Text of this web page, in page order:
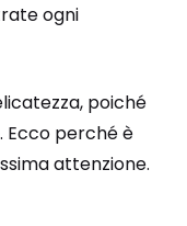
ogni
poiché
Ecco perché è
attenzione.